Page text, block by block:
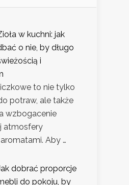
w kuchni: jak
o nie, by długo
i
to nie tylko
potraw, ale także
wzbogacenie
atmosfery
Aby …
dobrać proporcje
do pokoju, by